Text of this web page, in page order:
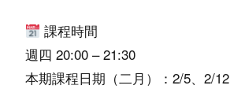
課程時間
週四 20:00 – 21:30
本期課程日期（二月）：2/5、2/12